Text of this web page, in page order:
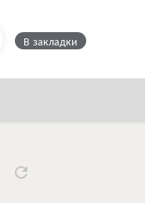
В закладки